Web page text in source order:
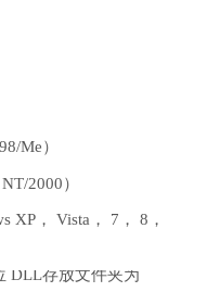
Me）
2000）
XP， Vista， 7， 8，
DLL存放文件夹为